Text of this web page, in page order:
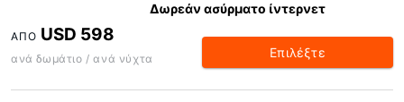
Δωρεάν ασύρματο ίντερνετ
ΑΠΌ USD 598
ανά δωμάτιο / ανά νύχτα Επιλέξτε